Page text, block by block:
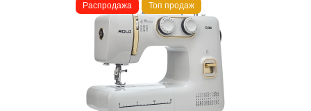
Распродажа Топ продаж